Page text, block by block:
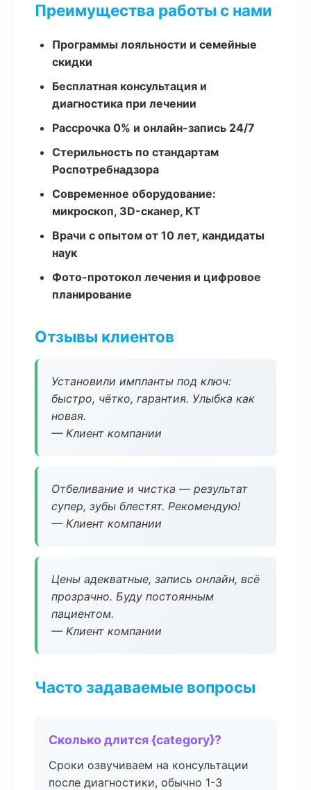
Преимущества работы с нами
Программы лояльности и семейные
скидки
Бесплатная консультация и
диагностика при лечении
Рассрочка 0% и онлайн-запись 24/7
Стерильность по стандартам
Роспотребнадзора
Современное оборудование:
микроскоп, 3D-сканер, КТ
Врачи с опытом от 10 лет, кандидаты
наук
Фото-протокол лечения и цифровое
планирование
Отзывы клиентов
Установили импланты под ключ:
быстро, чётко, гарантия. Улыбка как
новая.
— Клиент компании
Отбеливание и чистка — результат
супер, зубы блестят. Рекомендую!
— Клиент компании
Цены адекватные, запись онлайн, всё
прозрачно. Буду постоянным
пациентом.
— Клиент компании
Часто задаваемые вопросы
Сколько длится {category}?
Сроки озвучиваем на консультации
после диагностики, обычно 1-3